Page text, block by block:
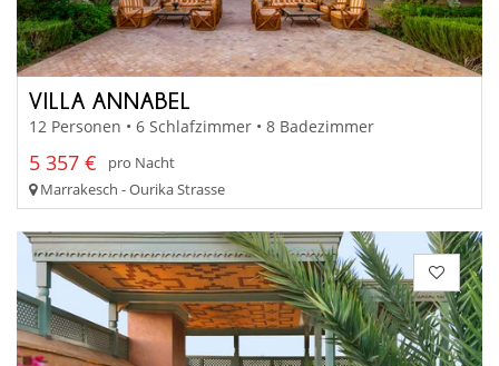
VILLA ANNABEL
12 Personen • 6 Schlafzimmer • 8 Badezimmer
5 357 €
pro Nacht
Marrakesch - Ourika Strasse